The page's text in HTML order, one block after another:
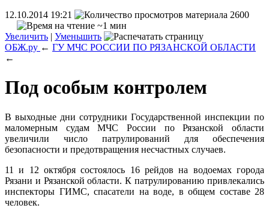
12.10.2014 19:21
2600
~1 мин
Увеличить | Уменьшить
ОБЖ.ру ← ГУ МЧС РОССИИ ПО РЯЗАНСКОЙ ОБЛАСТИ
←
Под особым контролем
В выходные дни сотрудники Государственной инспекции по
маломерным судам МЧС России по Рязанской области
увеличили число патрулирований для обеспечения
безопасности и предотвращения несчастных случаев.
11 и 12 октября состоялось 16 рейдов на водоемах города
Рязани и Рязанской области. К патрулированию привлекались
инспекторы ГИМС, спасатели на воде, в общем составе 28
человек.